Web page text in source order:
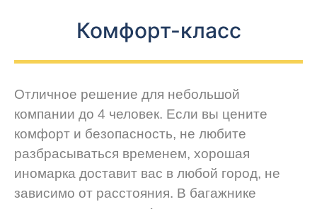
Комфорт-класс
Отличное решение для небольшой
компании до 4 человек. Если вы цените
комфорт и безопасность, не любите
разбрасываться временем, хорошая
иномарка доставит вас в любой город, не
зависимо от расстояния. В багажнике